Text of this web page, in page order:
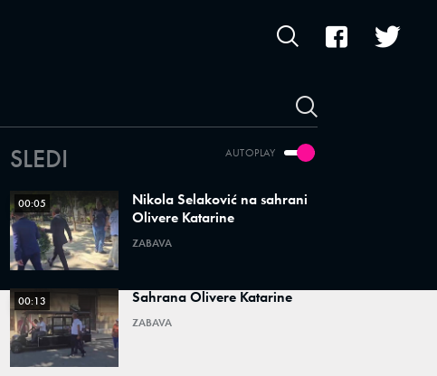
AUTOPLAY
SLEDI
00:05
Nikola Selaković na sahrani
Olivere Katarine
ZABAVA
00:13 Sahrana Olivere Katarine
ZABAVA